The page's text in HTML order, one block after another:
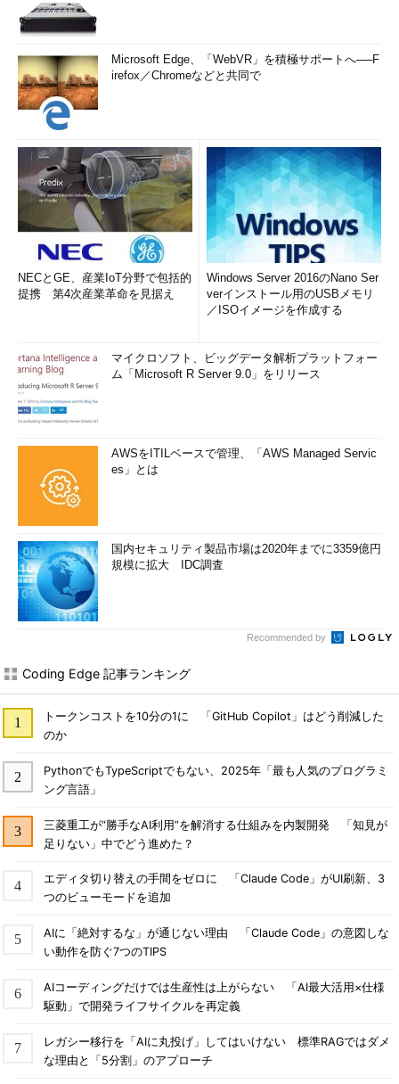
Microsoft Edge、「WebVR」を積極サポートへ──F
irefox／Chromeなどと共同で
NECとGE、産業IoT分野で包括的
提携 第4次産業革命を見据え
Windows Server 2016のNano Ser
verインストール用のUSBメモリ
／ISOイメージを作成する
マイクロソフト、ビッグデータ解析プラットフォー
ム「Microsoft R Server 9.0」をリリース
AWSをITILベースで管理、「AWS Managed Servic
es」とは
国内セキュリティ製品市場は2020年までに3359億円
規模に拡大 IDC調査
Recommended by
Coding Edge 記事ランキング
トークンコストを10分の1に 「GitHub Copilot」はどう削減した
のか
PythonでもTypeScriptでもない、2025年「最も人気のプログラミ
ング言語」
三菱重工が“勝手なAI利用”を解消する仕組みを内製開発 「知見が
足りない」中でどう進めた？
エディタ切り替えの手間をゼロに 「Claude Code」がUI刷新、3
つのビューモードを追加
AIに「絶対するな」が通じない理由 「Claude Code」の意図しな
い動作を防ぐ7つのTIPS
AIコーディングだけでは生産性は上がらない 「AI最大活用×仕様
駆動」で開発ライフサイクルを再定義
レガシー移行を「AIに丸投げ」してはいけない 標準RAGではダメ
な理由と「5分割」のアプローチ